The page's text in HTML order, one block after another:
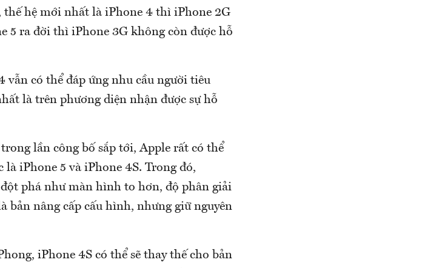
hệ mới nhất là iPhone 4 thì iPhone 2G
5 ra đời thì iPhone 3G không còn được hỗ
có thể đáp ứng nhu cầu người tiêu
là trên phương diện nhận được sự hỗ
lần công bố sắp tới, Apple rất có thể
là iPhone 5 và iPhone 4S. Trong đó,
phá như màn hình to hơn, độ phân giải
bản nâng cấp cấu hình, nhưng giữ nguyên
iPhone 4S có thể sẽ thay thế cho bản